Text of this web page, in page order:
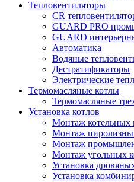
Тепловентиляторы
CR
GUARD PRO
GUARD
Автоматика
Водяные
Дестратификаторы
Электрические
Термомасляные котлы
Термомасляные
Установка котлов
Монтаж котельных
Монтаж
Монтаж
Монтаж угольных
Установка
Установка